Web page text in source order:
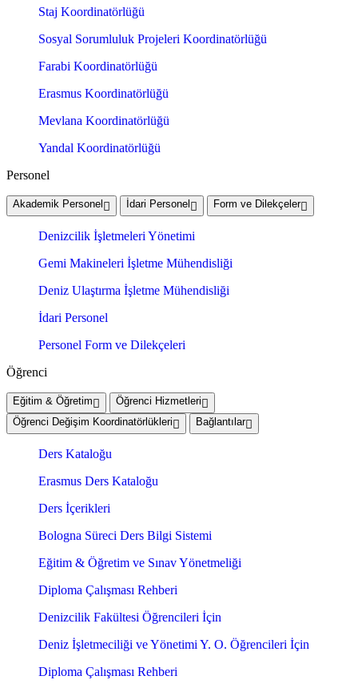
Staj Koordinatörlüğü
Sosyal Sorumluluk Projeleri Koordinatörlüğü
Farabi Koordinatörlüğü
Erasmus Koordinatörlüğü
Mevlana Koordinatörlüğü
Yandal Koordinatörlüğü
Personel
Akademik Personel İdari Personel Form ve Dilekçeler
Denizcilik İşletmeleri Yönetimi
Gemi Makineleri İşletme Mühendisliği
Deniz Ulaştırma İşletme Mühendisliği
İdari Personel
Personel Form ve Dilekçeleri
Öğrenci
Eğitim & Öğretim
Öğrenci Hizmetleri
Öğrenci Değişim Koordinatörlükleri
Bağlantılar
Ders Kataloğu
Erasmus Ders Kataloğu
Ders İçerikleri
Bologna Süreci Ders Bilgi Sistemi
Eğitim & Öğretim ve Sınav Yönetmeliği
Diploma Çalışması Rehberi
Denizcilik Fakültesi Öğrencileri İçin
Deniz İşletmeciliği ve Yönetimi Y. O. Öğrencileri İçin
Diploma Çalışması Rehberi